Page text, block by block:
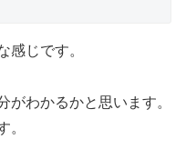
感じです。
がわかるかと思います。
。